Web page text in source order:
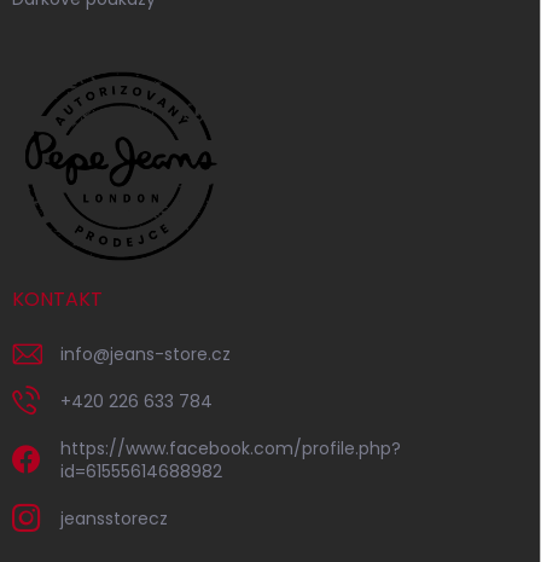
KONTAKT
info@jeans-store.cz
+420 226 633 784
https://www.facebook.com/profile.php?
id=61555614688982
jeansstorecz